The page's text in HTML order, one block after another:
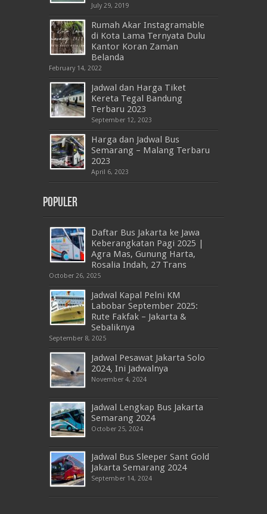
July 29, 2019
Rumah Akar Instagramable
di Kota Lama Ternyata Dulu
Kantor Koran Zaman
Belanda
February 14, 2022
Jadwal dan Harga Tiket
Kereta Tegal Bandung
Terbaru 2023
September 12, 2023
Harga dan Jadwal Bus
Semarang – Malang Terbaru
2023
April 6, 2023
Populer
Daftar Bus Jakarta ke Jawa
Keberangkatan Pagi 2025 |
Agra Mas, Gunung Harta,
Rosalia Indah, 27 Trans
October 26, 2025
Jadwal Kapal Pelni KM
Labobar September 2025:
Rute Fakfak – Jakarta &
Sebaliknya
September 8, 2025
Jadwal Pesawat Jakarta Solo
2024, Ini Jadwalnya
November 4, 2024
Jadwal Lengkap Bus Jakarta
Semarang 2024
October 25, 2024
Jadwal Bus Sleeper Sant Gold
Jakarta Semarang 2024
September 14, 2024